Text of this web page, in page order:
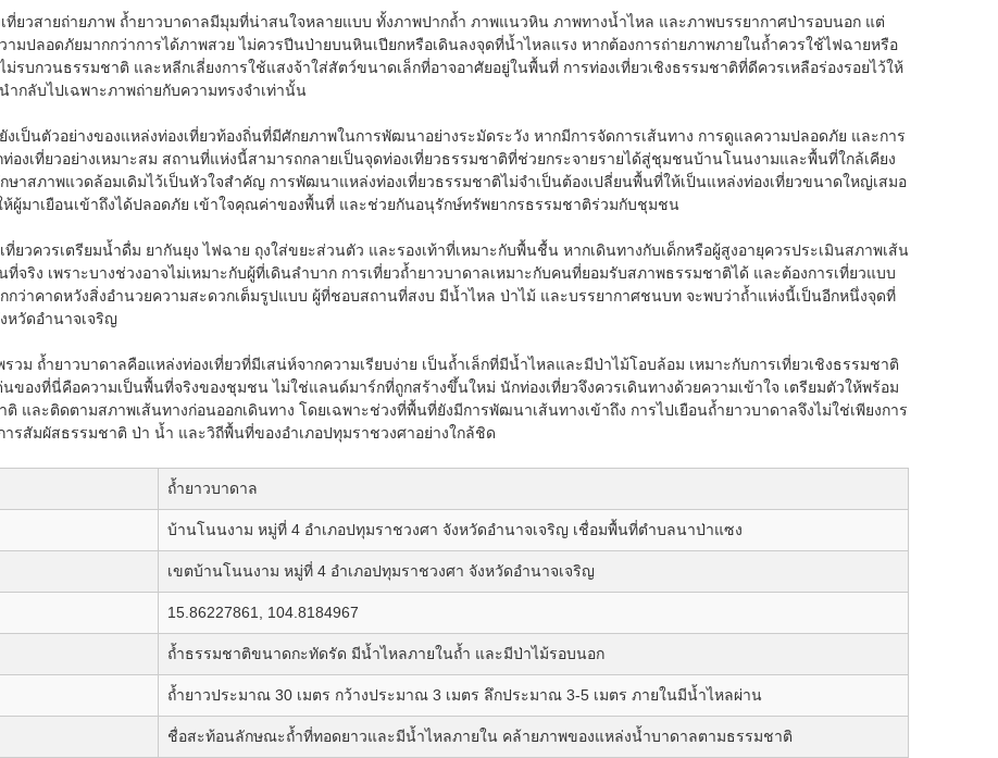
ที่ยวสายถ่ายภาพ ถ้ำยาวบาดาลมีมุมที่น่าสนใจหลายแบบ ทั้งภาพปากถ้ำ ภาพแนวหิน ภาพทางน้ำไหล และภาพบรรยากาศป่ารอบนอก แต่
ามปลอดภัยมากกว่าการได้ภาพสวย ไม่ควรปีนป่ายบนหินเปียกหรือเดินลงจุดที่น้ำไหลแรง หากต้องการถ่ายภาพภายในถ้ำควรใช้ไฟฉายหรือ
ม่รบกวนธรรมชาติ และหลีกเลี่ยงการใช้แสงจ้าใส่สัตว์ขนาดเล็กที่อาจอาศัยอยู่ในพื้นที่ การท่องเที่ยวเชิงธรรมชาติที่ดีควรเหลือร่องรอยไว้ให้
กลับไปเฉพาะภาพถ่ายกับความทรงจำเท่านั้น
งเป็นตัวอย่างของแหล่งท่องเที่ยวท้องถิ่นที่มีศักยภาพในการพัฒนาอย่างระมัดระวัง หากมีการจัดการเส้นทาง การดูแลความปลอดภัย และการ
องเที่ยวอย่างเหมาะสม สถานที่แห่งนี้สามารถกลายเป็นจุดท่องเที่ยวธรรมชาติที่ช่วยกระจายรายได้สู่ชุมชนบ้านโนนงามและพื้นที่ใกล้เคียง
ษาสภาพแวดล้อมเดิมไว้เป็นหัวใจสำคัญ การพัฒนาแหล่งท่องเที่ยวธรรมชาติไม่จำเป็นต้องเปลี่ยนพื้นที่ให้เป็นแหล่งท่องเที่ยวขนาดใหญ่เสมอ
ห้ผู้มาเยือนเข้าถึงได้ปลอดภัย เข้าใจคุณค่าของพื้นที่ และช่วยกันอนุรักษ์ทรัพยากรธรรมชาติร่วมกับชุมชน
ที่ยวควรเตรียมน้ำดื่ม ยากันยุง ไฟฉาย ถุงใส่ขยะส่วนตัว และรองเท้าที่เหมาะกับพื้นชื้น หากเดินทางกับเด็กหรือผู้สูงอายุควรประเมินสภาพเส้น
ที่จริง เพราะบางช่วงอาจไม่เหมาะกับผู้ที่เดินลำบาก การเที่ยวถ้ำยาวบาดาลเหมาะกับคนที่ยอมรับสภาพธรรมชาติได้ และต้องการเที่ยวแบบ
กว่าคาดหวังสิ่งอำนวยความสะดวกเต็มรูปแบบ ผู้ที่ชอบสถานที่สงบ มีน้ำไหล ป่าไม้ และบรรยากาศชนบท จะพบว่าถ้ำแห่งนี้เป็นอีกหนึ่งจุดที่
หวัดอำนาจเจริญ
รวม ถ้ำยาวบาดาลคือแหล่งท่องเที่ยวที่มีเสน่ห์จากความเรียบง่าย เป็นถ้ำเล็กที่มีน้ำไหลและมีป่าไม้โอบล้อม เหมาะกับการเที่ยวเชิงธรรมชาติ
นของที่นี่คือความเป็นพื้นที่จริงของชุมชน ไม่ใช่แลนด์มาร์กที่ถูกสร้างขึ้นใหม่ นักท่องเที่ยวจึงควรเดินทางด้วยความเข้าใจ เตรียมตัวให้พร้อม
ติ และติดตามสภาพเส้นทางก่อนออกเดินทาง โดยเฉพาะช่วงที่พื้นที่ยังมีการพัฒนาเส้นทางเข้าถึง การไปเยือนถ้ำยาวบาดาลจึงไม่ใช่เพียงการ
ารสัมผัสธรรมชาติ ป่า น้ำ และวิถีพื้นที่ของอำเภอปทุมราชวงศาอย่างใกล้ชิด
ถ้ำยาวบาดาล
บ้านโนนงาม หมู่ที่ 4 อำเภอปทุมราชวงศา จังหวัดอำนาจเจริญ เชื่อมพื้นที่ตำบลนาป่าแซง
เขตบ้านโนนงาม หมู่ที่ 4 อำเภอปทุมราชวงศา จังหวัดอำนาจเจริญ
15.86227861, 104.8184967
ถ้ำธรรมชาติขนาดกะทัดรัด มีน้ำไหลภายในถ้ำ และมีป่าไม้รอบนอก
ถ้ำยาวประมาณ 30 เมตร กว้างประมาณ 3 เมตร ลึกประมาณ 3-5 เมตร ภายในมีน้ำไหลผ่าน
ชื่อสะท้อนลักษณะถ้ำที่ทอดยาวและมีน้ำไหลภายใน คล้ายภาพของแหล่งน้ำบาดาลตามธรรมชาติ